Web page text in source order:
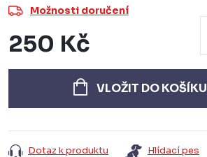
Možnosti doručení
250 Kč
cena:
VLOŽIT DO KOŠÍKU
Dotaz k produktu Hlídací pes